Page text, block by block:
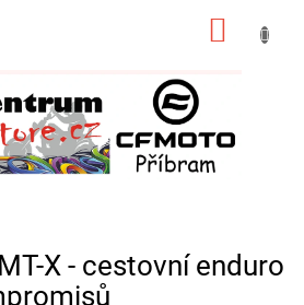
X - cestovní enduro